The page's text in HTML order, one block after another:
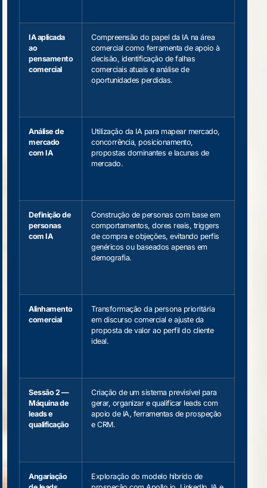
IA aplicada
ao
pensamento
comercial
Compreensão do papel da IA na área
comercial como ferramenta de apoio à
decisão, identificação de falhas
comerciais atuais e análise de
oportunidades perdidas.
Análise de
mercado
com IA
Utilização da IA para mapear mercado,
concorrência, posicionamento,
propostas dominantes e lacunas de
mercado.
Definição de
personas
com IA
Construção de personas com base em
comportamentos, dores reais, triggers
de compra e objeções, evitando perfis
genéricos ou baseados apenas em
demografia.
Alinhamento
comercial
Transformação da persona prioritária
em discurso comercial e ajuste da
proposta de valor ao perfil do cliente
ideal.
Sessão 2 —
Máquina de
leads e
qualificação
Criação de um sistema previsível para
gerar, organizar e qualificar leads com
apoio de IA, ferramentas de prospeção
e CRM.
Angariação
Exploração do modelo híbrido de